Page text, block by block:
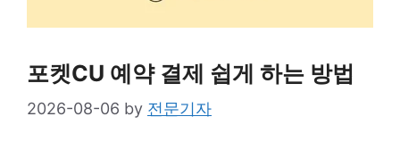
포켓CU 예약 결제 쉽게 하는 방법
2026-08-06 by 전문기자